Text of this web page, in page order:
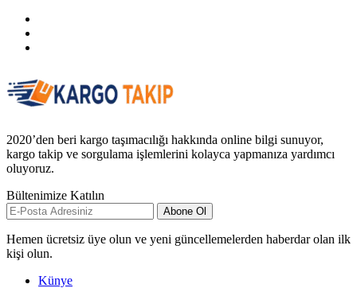
2020’den beri kargo taşımacılığı hakkında online bilgi sunuyor,
kargo takip ve sorgulama işlemlerini kolayca yapmanıza yardımcı
oluyoruz.
Bültenimize Katılın
Abone Ol
Hemen ücretsiz üye olun ve yeni güncellemelerden haberdar olan ilk
kişi olun.
Künye